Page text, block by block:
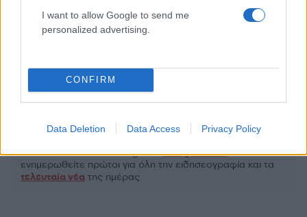
I want to allow Google to send me
personalized advertising.
CONFIRM
Data Deletion Data Access Privacy Policy
Υποβολή σχολίου
Lifestyle
ΓΚΟΥΙΝΕΘ ΠΑΛΤΡΟΟΥ
Ακολουθήστε το Νewsit.gr στοGoogle Newsκαι
ενημερωθείτε πρώτοι για όλη την ειδησεογραφία και τα
τελευταία νέα της ημέρας